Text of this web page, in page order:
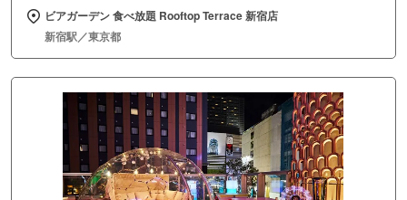
ビアガーデン 食べ放題 Rooftop Terrace 新宿店
新宿駅／東京都